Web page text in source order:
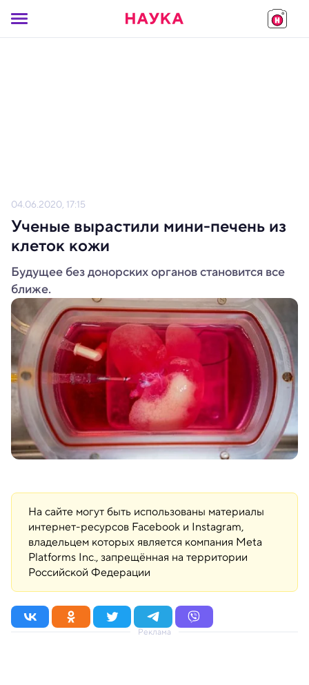
04.06.2020, 17:15
Ученые вырастили мини-печень из
клеток кожи
Будущее без донорских органов становится все
ближе.
На сайте могут быть использованы материалы
интернет-ресурсов Facebook и Instagram,
владельцем которых является компания Meta
Platforms Inc., запрещённая на территории
Российской Федерации
Реклама